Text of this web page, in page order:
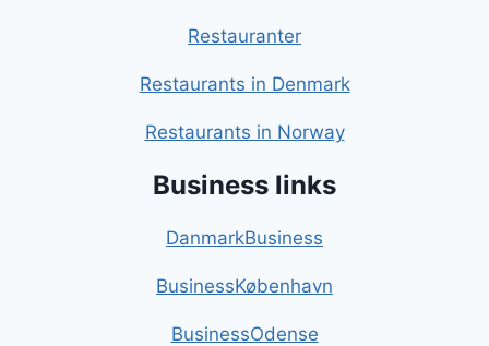
Restauranter
Restaurants in Denmark
Restaurants in Norway
Business links
DanmarkBusiness
BusinessKøbenhavn
BusinessOdense